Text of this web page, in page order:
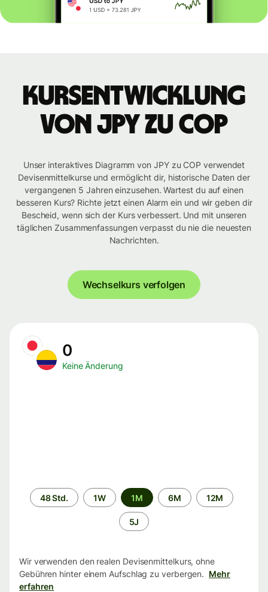
Kursentwicklung
von JPY zu COP
Unser interaktives Diagramm von JPY zu COP verwendet
Devisenmittelkurse und ermöglicht dir, historische Daten der
vergangenen 5 Jahren einzusehen. Wartest du auf einen
besseren Kurs? Richte jetzt einen Alarm ein und wir geben dir
Bescheid, wenn sich der Kurs verbessert. Und mit unseren
täglichen Zusammenfassungen verpasst du nie die neuesten
Nachrichten.
Wechselkurs verfolgen
0
Keine Änderung
Zeitraum
48 Std. 1W 1M 6M 12M
5J
Wir verwenden den realen Devisenmittelkurs, ohne
Gebühren hinter einem Aufschlag zu verbergen. Mehr
erfahren